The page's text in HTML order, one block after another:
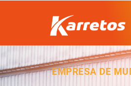
EMPRESA DE